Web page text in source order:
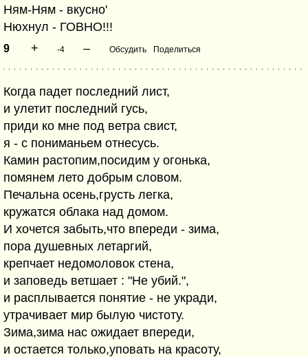
Ням-Ням - вкусно'
Нюхнул - ГОВНО!!!
9 + -4 – Обсудить Поделиться
Когда падет последний лист,
и улетит последний гусь,
приди ко мне под ветра свист,
я - с пониманьем отнесусь.
Камин растопим,посидим у огонька,
помянем лето добрым словом.
Печальна осень,грусть легка,
кружатся облака над домом.
И хочется забыть,что впереди - зима,
пора душевных летаргий,
крепчает недомоловок стена,
и заповедь ветшает : "Не убий.",
и расплывается понятие - не укради,
утрачивает мир былую чистоту.
Зима,зима нас ожидает впереди,
и остается только,уповать на красоту,